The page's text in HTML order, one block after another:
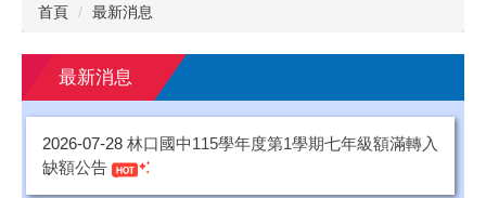
行政單位
英文版
校園公告
首頁 最新消息
最新消息
2026-07-28 林口國中115學年度第1學期七年級額滿轉入
缺額公告